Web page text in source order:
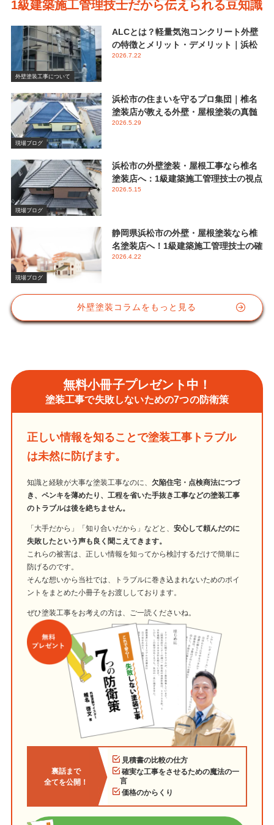
1級建築施工管理技士だから伝えられる豆知識
外壁塗装工事について
ALCとは？軽量気泡コンクリート外壁
の特徴とメリット・デメリット｜浜松
市 椎名塗装店
2026.7.22
現場ブログ
浜松市の住まいを守るプロ集団｜椎名
塗装店が教える外壁・屋根塗装の真髄
と失敗しない業者選び
2026.5.29
現場ブログ
浜松市の外壁塗装・屋根工事なら椎名
塗装店へ：1級建築施工管理技士の視点
で伝える後悔しないメンテナンス
2026.5.15
現場ブログ
静岡県浜松市の外壁・屋根塗装なら椎
名塗装店へ！1級建築施工管理技士の確
かな視点と屋根塗装におけるシリコン
2026.4.22
外壁塗装コラムをもっと見る
無料小冊子プレゼント中！
塗装工事で失敗しないための7つの防衛策
正しい情報を知ることで塗装工事トラブル
は未然に防げます。
知識と経験が大事な塗装工事なのに、 欠陥住宅・点検商法につづ
き、ペンキを薄めたり、工程を省いた手抜き工事などの塗装工事
のトラブルは後を絶ちません。
「大手だから」「知り合いだから」などと、安心して頼んだのに
失敗したという声も良く聞こえてきます。
これらの被害は、正しい情報を知ってから検討するだけで簡単に
防げるのです。
そんな想いから当社では、トラブルに巻き込まれないためのポイ
ントをまとめた小冊子をお渡ししております。
ぜひ塗装工事をお考えの方は、ご一読くださいね。
裏話まで
全てを公開！
見積書の比較の仕方
確実な工事をさせるための魔法の一
言
価格のからくり